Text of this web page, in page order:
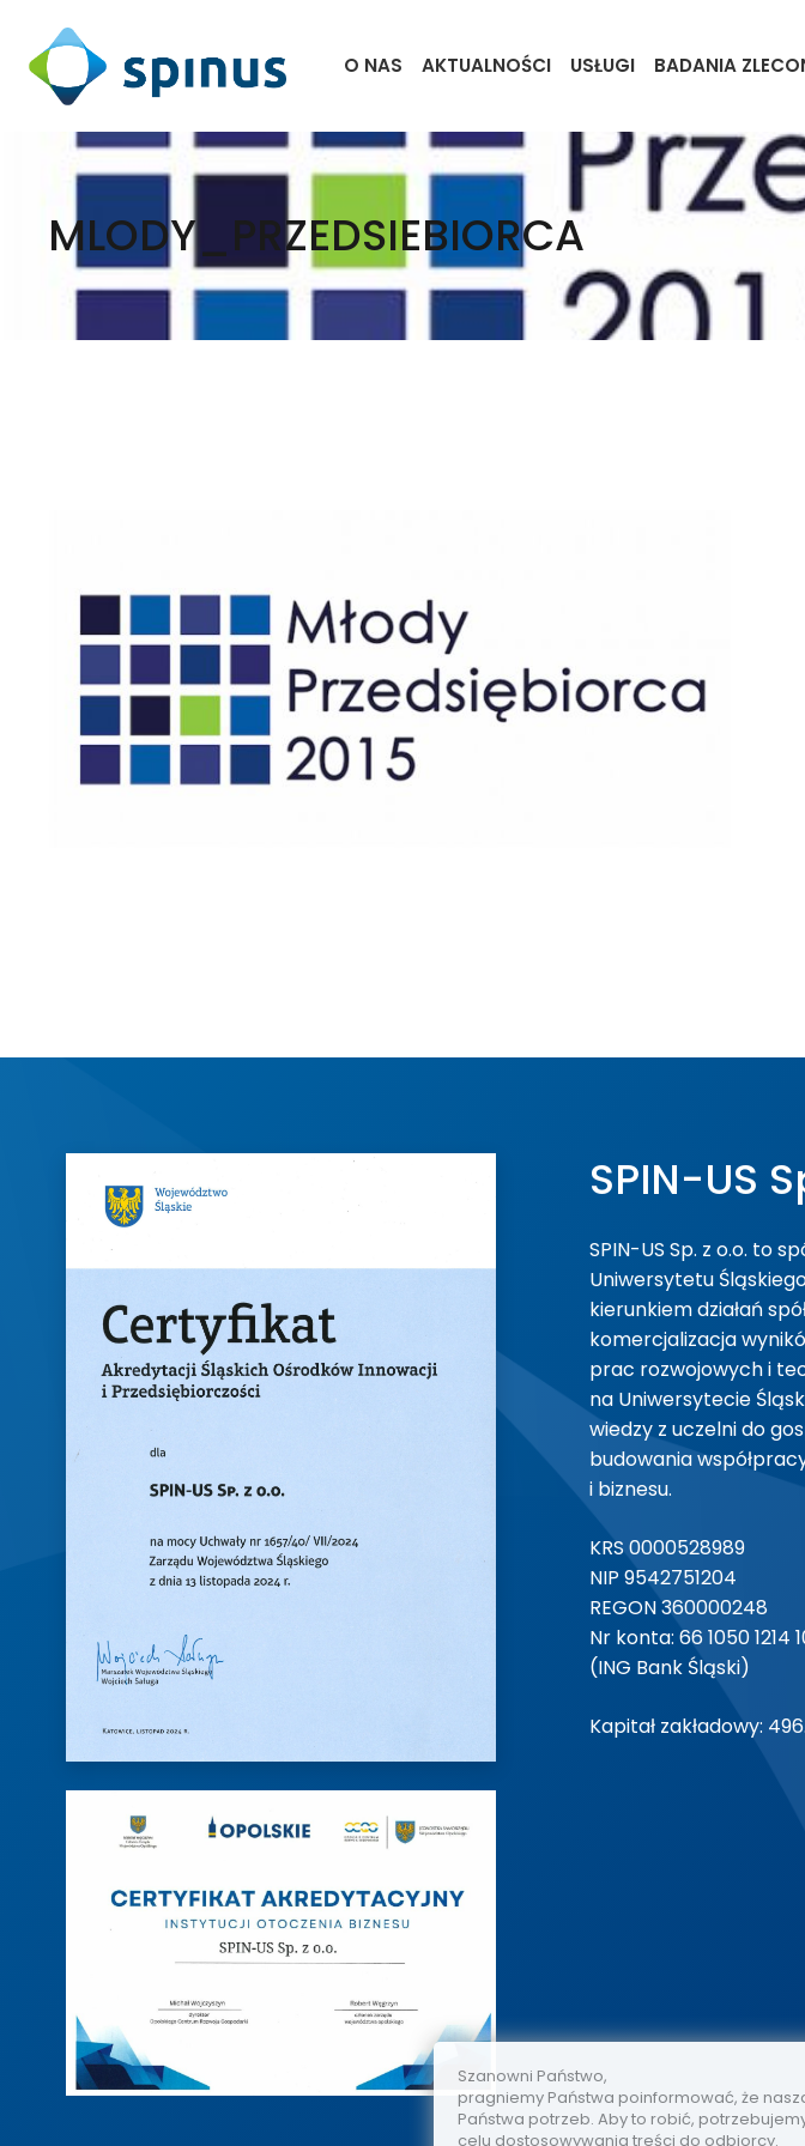
O NAS AKTUALNOŚCI USŁUGI BADANIA
MLODY_PRZEDSIEBIORCA
SPIN-US
SPIN-US Sp. z o.o. to
Uniwersytetu
kierunkiem działań
komercjalizacja
prac rozwojowych i
na Uniwersytecie
wiedzy z uczelni do
budowania
i biznesu.
KRS 0000528989
NIP 9542751204
REGON 360000248
Nr konta: 66 1050 1214
(ING Bank Śląski)
Kapitał zakładowy:
Szanowni Państwo,
pragniemy Państwa poinformować, że
Państwa potrzeb. Aby to robić,
celu dostosowywania treści do odbiorcy.